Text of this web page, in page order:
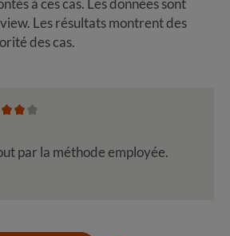
à ces cas. Les données sont
Les résultats montrent des
des cas.
par la méthode employée.